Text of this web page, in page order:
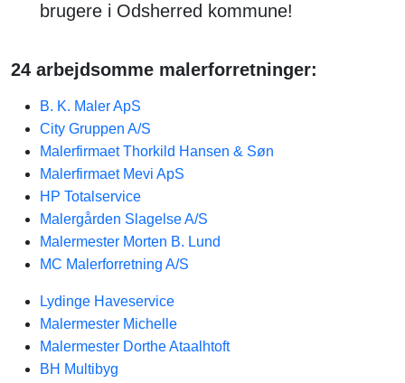
brugere i Odsherred kommune!
24 arbejdsomme malerforretninger:
B. K. Maler ApS
City Gruppen A/S
Malerfirmaet Thorkild Hansen & Søn
Malerfirmaet Mevi ApS
HP Totalservice
Malergården Slagelse A/S
Malermester Morten B. Lund
MC Malerforretning A/S
Lydinge Haveservice
Malermester Michelle
Malermester Dorthe Ataalhtoft
BH Multibyg